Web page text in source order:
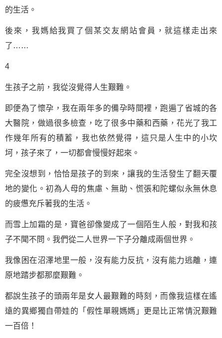
的生活。
後來，我媽給我買了個某交友網站會員，就這樣走出來
了……
4
生孩子之前，我從沒覺得人生艱難。
即便為了懷孕，我在兩年多的備孕時間裡，跑遍了省城的各
大醫院，做過很多檢查，吃了很多中藥和西藥，花光了我工
作幾年所有的積蓄，我也依然覺得，這只是人生中的小坎
坷，孩子來了，一切都會慢慢好起來。
完全沒想到，恰恰是孩子的到來，讓我的生活發生了翻天覆
地的變化。初為人母的焦慮、無助、慌張和陀螺似永無休息
的疲憊充斥著我的生活。
而雪上加霜的是，寶爸卻像變成了一個陌生人般，對我和孩
子不聞不問。我們從二人世界一下子分離成兩個世界。
我像困在沼澤地里一般，沒有能力反抗，沒有能力逃離，連
原地踏步都那麼艱難。
都說生孩子的頭兩年是女人最艱難的時刻，而像我這樣在遙
遠的異鄉獨自帶娃的「假性單親媽媽」更是比正常情況艱難
一百倍！